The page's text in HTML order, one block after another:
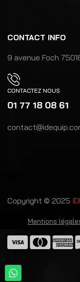
CONTACT INFO
9 avenue Foch
CONTACTEZ NOUS
01 77 18 08 61
Copyright © 2025
Mentions